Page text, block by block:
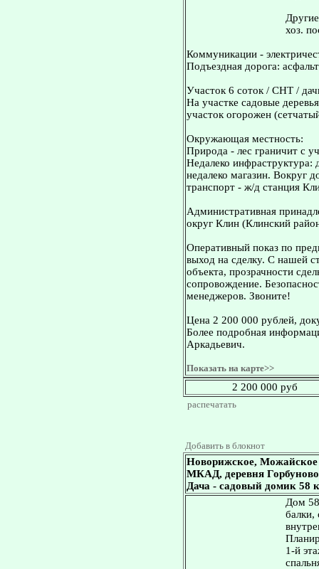
хоз.
Коммуникации -
Подъездная дорога:
Участок 6 соток / СНТ /
На участке садовые
участок огорожен
Окружающая местность:
Природа - лес граничит с
Недалеко инфраструктура:
недалеко магазин. Вокруг
транспорт - ж/д станция
Административная
округ Клин (Клинский
Оперативный показ по
выход на сделку. С нашей
объекта, прозрачности
сопровождение.
менеджеров. Звоните!
Цена 2 200 000 рублей,
Более подробная
Аркадьевич.
Показать на карте>>
2 200 000 руб
распечатать
Добавить в блокнот
Новорижское, Можайское
МКАД, деревня
Дача - садовый домик 58
Дом
балки,
1-й